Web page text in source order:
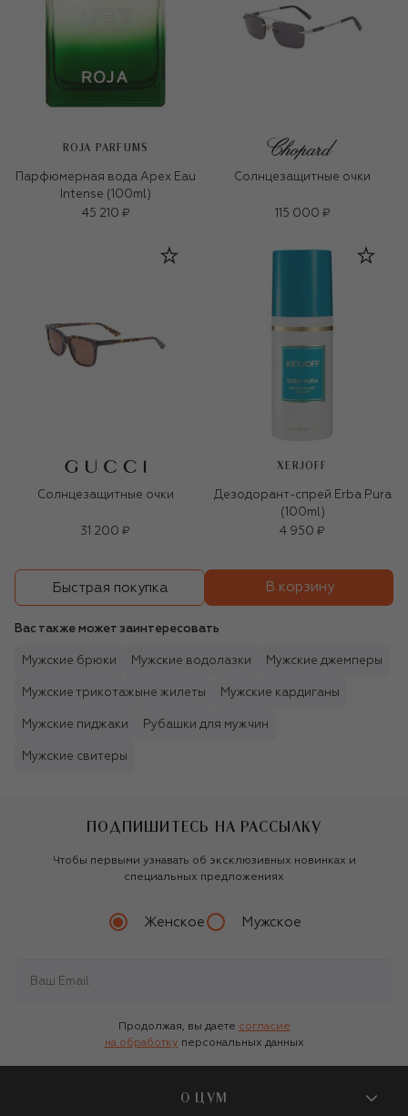
ROJA PARFUMS
Парфюмерная вода Apex Eau
Intense (100ml)
45 210 ₽
Солнцезащитные очки
115 000 ₽
Солнцезащитные очки
31 200 ₽
XERJOFF
Дезодорант-спрей Erba Pura
(100ml)
4 950 ₽
Быстрая покупка В корзину
Вас также может заинтересовать
Мужские брюки Мужские водолазки Мужские джемперы
Мужские трикотажыне жилеты Мужские кардиганы
Мужские пиджаки Рубашки для мужчин
Мужские свитеры
ПОДПИШИТЕСЬ НА РАССЫЛКУ
Чтобы первыми узнавать об эксклюзивных новинках и
специальных предложениях
Женское Мужское
Продолжая, вы даете согласие
на обработку персональных данных
О ЦУМ